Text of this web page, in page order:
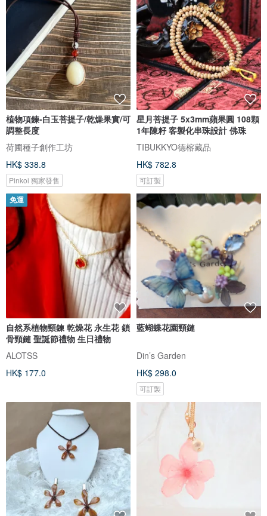
植物項鍊-白玉菩提子/乾燥果實/可
調整長度
荷圃種子創作工坊
HK$ 338.8
Pinkoi 獨家發售
星月菩提子 5x3mm蘋果圓 108顆
1年陳籽 客製化串珠設計 佛珠
TIBUKKYO德榕藏品
HK$ 782.8
可訂製
免運
自然系植物頸鍊 乾燥花 永生花 鎖
骨頸鏈 聖誕節禮物 生日禮物
ALOTSS
HK$ 177.0
藍蝴蝶花園頸鏈
Din’s Garden
HK$ 298.0
可訂製